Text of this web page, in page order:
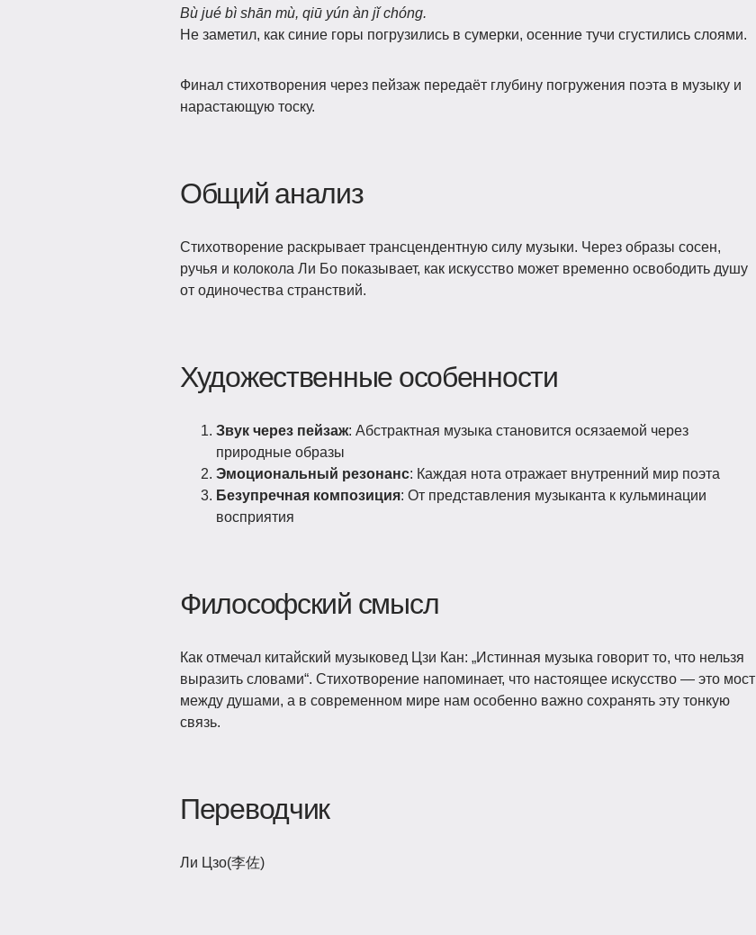
Bù jué bì shān mù, qiū yún àn jǐ chóng.
Не заметил, как синие горы погрузились в сумерки, осенние тучи сгустились слоями.
Финал стихотворения через пейзаж передаёт глубину погружения поэта в музыку и
нарастающую тоску.
Общий анализ
Стихотворение раскрывает трансцендентную силу музыки. Через образы сосен,
ручья и колокола Ли Бо показывает, как искусство может временно освободить душу
от одиночества странствий.
Художественные особенности
Звук через пейзаж: Абстрактная музыка становится осязаемой через
природные образы
Эмоциональный резонанс: Каждая нота отражает внутренний мир поэта
Безупречная композиция: От представления музыканта к кульминации
восприятия
Философский смысл
Как отмечал китайский музыковед Цзи Кан: „Истинная музыка говорит то, что нельзя
выразить словами“. Стихотворение напоминает, что настоящее искусство — это мост
между душами, а в современном мире нам особенно важно сохранять эту тонкую
связь.
Переводчик
Ли Цзо(李佐)